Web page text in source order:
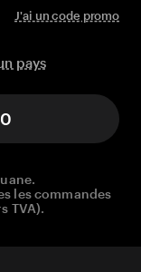
J'ai un code promo
pays
les commandes
TVA).